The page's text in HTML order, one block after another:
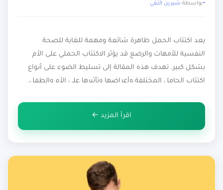
بواسطة:شيرين التقي
يعد اكتئاب الحمل ظاهرة شائعة ومهمة للغاية للصحة
النفسية للأمهات والرضع قد يؤثر الاكتئاب الحملي على الأم
بشكل كبير. تهدف هذه المقالة إلى تسليط الضوء على أنواع
اكتئاب الحامل المختلفة وأعراضها وتأثيرها على الأم والطفل.
هو نوع من أنواع الاكتئاب يصيب النساء خلال فترة الحمل، يتميز
اقرأ المزيد ←